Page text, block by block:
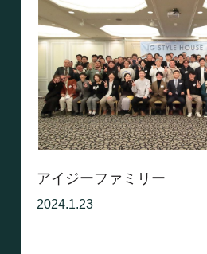
アイジーファミリー
2024.1.23